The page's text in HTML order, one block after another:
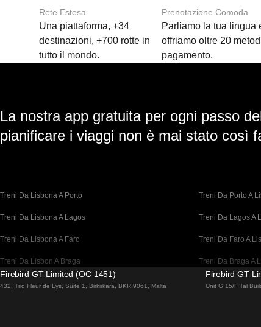
Rete Estesa
Una piattaforma, +34
destinazioni, +700 rotte in
tutto il mondo.
Prenotazione Comoda
Parliamo la tua lingua
offriamo oltre 20
pagamento.
La nostra app gratuita per ogni passo
pianificare i viaggi non è mai stato così
Treni Da Lisbona A Porto Treni Da Porto A
Treni Da Lisbona A Lagos Treni Da Lagos A
Treni Da Lisbona A Faro Treni Da Faro A
Treni Da Lisbon A Braga Treni Da Braga A
Treni Da Barcellona A Madrid Treni Da Madrid
Firebird GT Limited (OC 1451)
432, Triq Fleur de Lys, Suite 1, Birkirkara, BKR 9061, Malta
Firebird GT
Unit G 15/F Tal